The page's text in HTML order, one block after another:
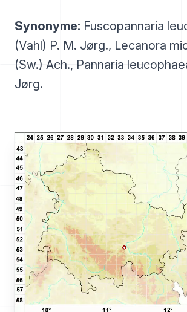
Synonyme: Fuscopannaria
(Vahl) P. M. Jørg., Lecanora
(Sw.) Ach., Pannaria
Jørg.